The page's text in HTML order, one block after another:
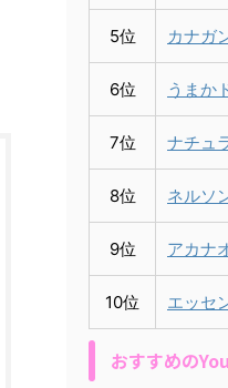
5位 カナガ
6位 うまか
7位 ナチュ
8位 ネルソ
9位 アカナ
10位 エッセ
おすすめの